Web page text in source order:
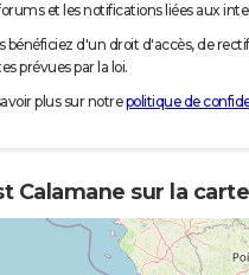
et les notifications liées aux
bénéficiez d'un droit d'accès, de
prévues par la loi.
plus sur notrepolitique de
Calamane sur la